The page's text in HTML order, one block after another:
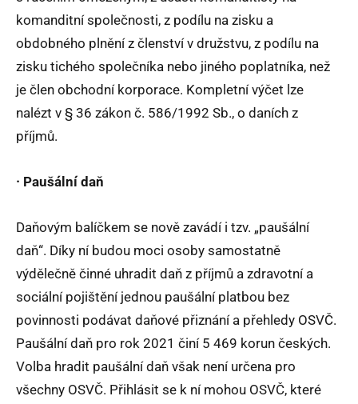
komanditní společnosti, z podílu na zisku a
obdobného plnění z členství v družstvu, z podílu na
zisku tichého společníka nebo jiného poplatníka, než
je člen obchodní korporace. Kompletní výčet lze
nalézt v § 36 zákon č. 586/1992 Sb., o daních z
příjmů.
· Paušální daň
Daňovým balíčkem se nově zavádí i tzv. „paušální
daň“. Díky ní budou moci osoby samostatně
výdělečně činné uhradit daň z příjmů a zdravotní a
sociální pojištění jednou paušální platbou bez
povinnosti podávat daňové přiznání a přehledy OSVČ.
Paušální daň pro rok 2021 činí 5 469 korun českých.
Volba hradit paušální daň však není určena pro
všechny OSVČ. Přihlásit se k ní mohou OSVČ, které